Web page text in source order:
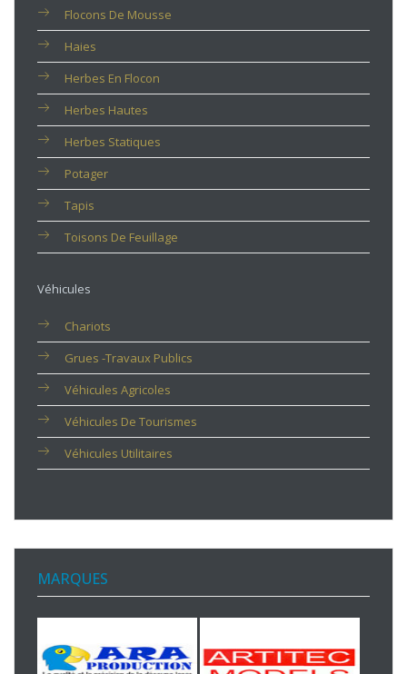
Flocons De Mousse
Haies
Herbes En Flocon
Herbes Hautes
Herbes Statiques
Potager
Tapis
Toisons De Feuillage
Véhicules
Chariots
Grues -travaux Publics
Véhicules Agricoles
Véhicules De Tourismes
Véhicules Utilitaires
MARQUES